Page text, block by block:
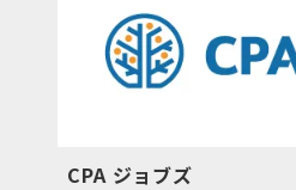
CPA ジョブズ